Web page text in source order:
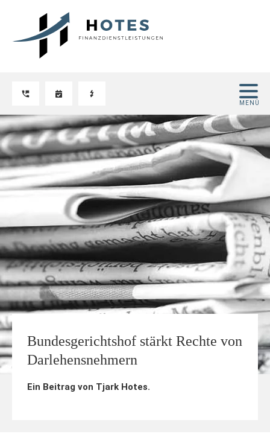
Bundesgerichtshof stärkt Rechte von
Darlehensnehmern
Ein Beitrag von Tjark Hotes.